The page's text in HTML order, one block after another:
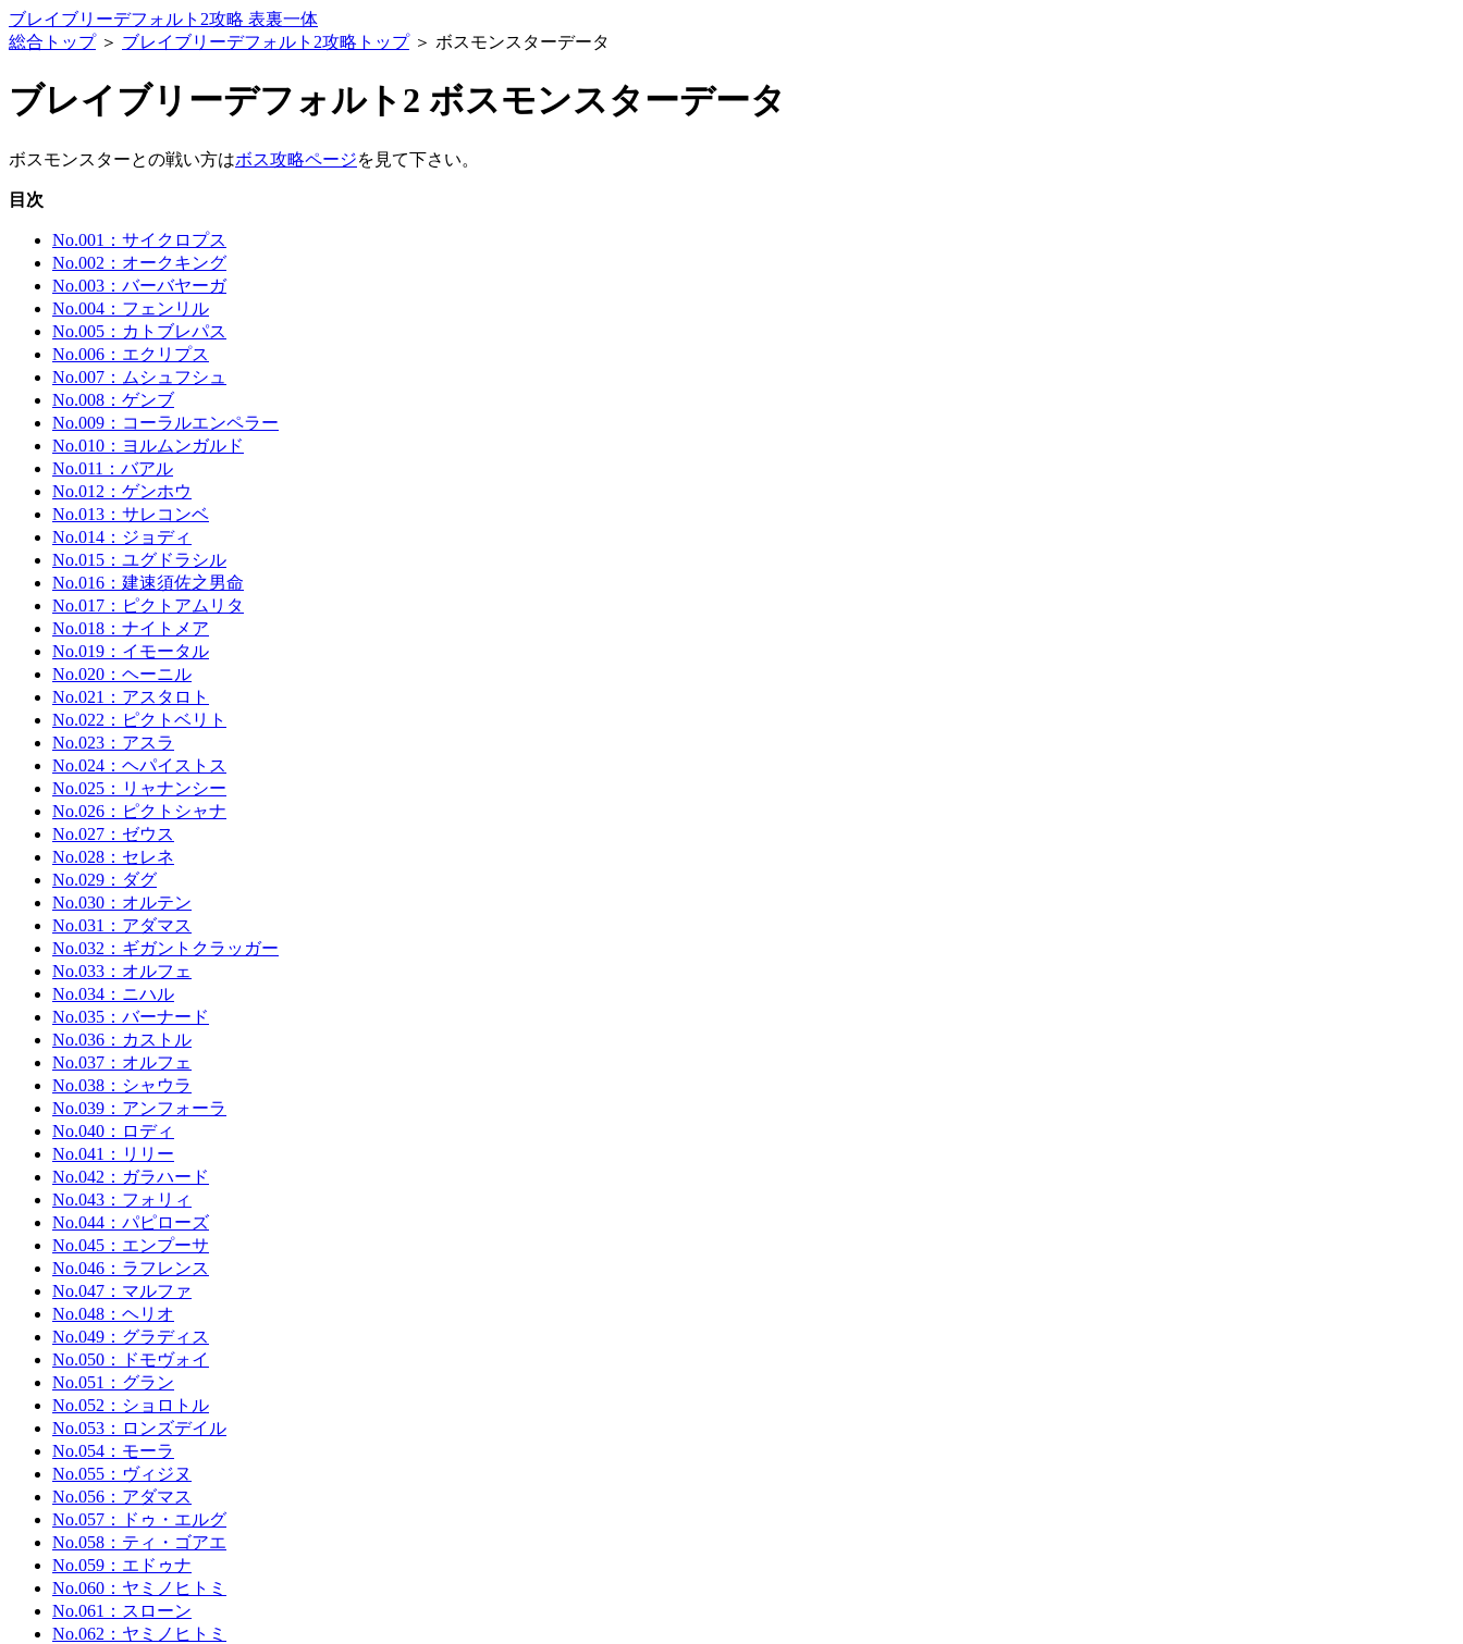
ブレイブリーデフォルト2攻略 表裏一体
総合トップ＞ ブレイブリーデフォルト2攻略トップ＞ ボスモンスターデータ
ブレイブリーデフォルト2 ボスモンスターデータ
ボスモンスターとの戦い方はボス攻略ページを見て下さい。
目次
No.001：サイクロプス
No.002：オークキング
No.003：バーバヤーガ
No.004：フェンリル
No.005：カトブレパス
No.006：エクリプス
No.007：ムシュフシュ
No.008：ゲンブ
No.009：コーラルエンペラー
No.010：ヨルムンガルド
No.011：バアル
No.012：ゲンホウ
No.013：サレコンベ
No.014：ジョディ
No.015：ユグドラシル
No.016：建速須佐之男命
No.017：ピクトアムリタ
No.018：ナイトメア
No.019：イモータル
No.020：ヘーニル
No.021：アスタロト
No.022：ピクトベリト
No.023：アスラ
No.024：ヘパイストス
No.025：リャナンシー
No.026：ピクトシャナ
No.027：ゼウス
No.028：セレネ
No.029：ダグ
No.030：オルテン
No.031：アダマス
No.032：ギガントクラッガー
No.033：オルフェ
No.034：ニハル
No.035：バーナード
No.036：カストル
No.037：オルフェ
No.038：シャウラ
No.039：アンフォーラ
No.040：ロディ
No.041：リリー
No.042：ガラハード
No.043：フォリィ
No.044：パピローズ
No.045：エンプーサ
No.046：ラフレンス
No.047：マルファ
No.048：ヘリオ
No.049：グラディス
No.050：ドモヴォイ
No.051：グラン
No.052：ショロトル
No.053：ロンズデイル
No.054：モーラ
No.055：ヴィジヌ
No.056：アダマス
No.057：ドゥ・エルグ
No.058：ティ・ゴアエ
No.059：エドゥナ
No.060：ヤミノヒトミ
No.061：スローン
No.062：ヤミノヒトミ